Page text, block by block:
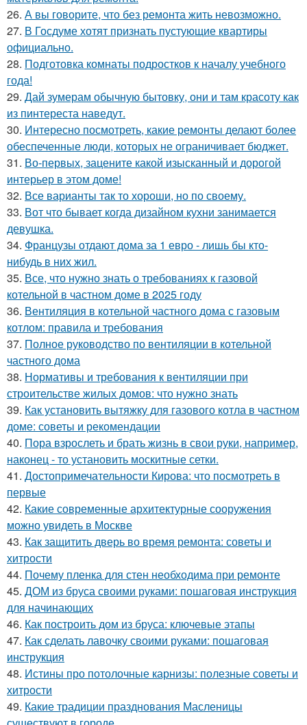
26. А вы говорите, что без ремонта жить невозможно.
27. В Госдуме хотят признать пустующие квартиры
официально.
28. Подготовка комнаты подростков к началу учебного
года!
29. Дай зумерам обычную бытовку, они и там красоту как
из пинтереста наведут.
30. Интересно посмотреть, какие ремонты делают более
обеспеченные люди, которых не ограничивает бюджет.
31. Во-первых, зацените какой изысканный и дорогой
интерьер в этом доме!
32. Все варианты так то хороши, но по своему.
33. Вот что бывает когда дизайном кухни занимается
девушка.
34. Французы отдают дома за 1 евро - лишь бы кто-
нибудь в них жил.
35. Все, что нужно знать о требованиях к газовой
котельной в частном доме в 2025 году
36. Вентиляция в котельной частного дома с газовым
котлом: правила и требования
37. Полное руководство по вентиляции в котельной
частного дома
38. Нормативы и требования к вентиляции при
строительстве жилых домов: что нужно знать
39. Как установить вытяжку для газового котла в частном
доме: советы и рекомендации
40. Пора взрослеть и брать жизнь в свои руки, например,
наконец - то установить москитные сетки.
41. Достопримечательности Кирова: что посмотреть в
первые
42. Какие современные архитектурные сооружения
можно увидеть в Москве
43. Как защитить дверь во время ремонта: советы и
хитрости
44. Почему пленка для стен необходима при ремонте
45. ДОМ из бруса своими руками: пошаговая инструкция
для начинающих
46. Как построить дом из бруса: ключевые этапы
47. Как сделать лавочку своими руками: пошаговая
инструкция
48. Истины про потолочные карнизы: полезные советы и
хитрости
49. Какие традиции празднования Масленицы